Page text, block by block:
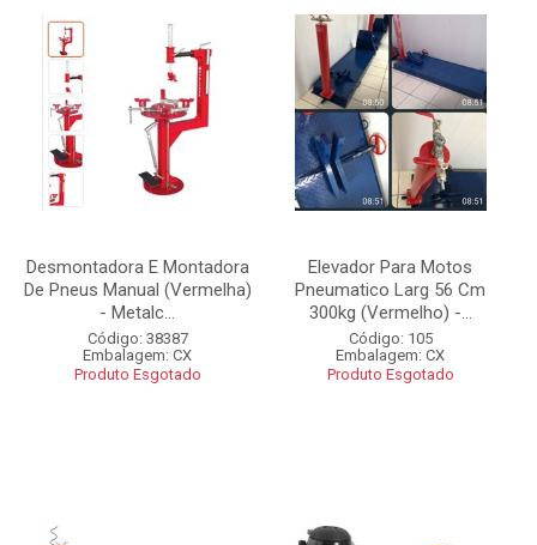
Desmontadora E Montadora
De Pneus Manual (Vermelha)
- Metalc...
Código: 38387
Embalagem: CX
Produto Esgotado
Elevador Para Motos
Pneumatico Larg 56 Cm
300kg (Vermelho) -...
Código: 105
Embalagem: CX
Produto Esgotado